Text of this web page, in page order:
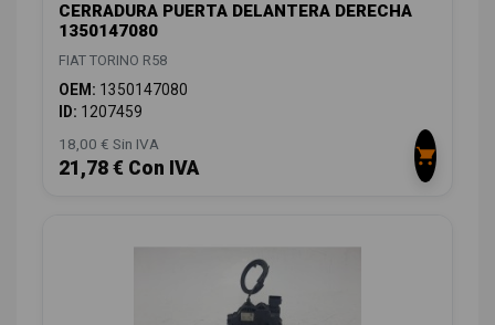
CERRADURA PUERTA DELANTERA DERECHA
1350147080
FIAT TORINO R58
OEM: 1350147080
ID: 1207459
18,00 € Sin IVA
21,78 € Con IVA